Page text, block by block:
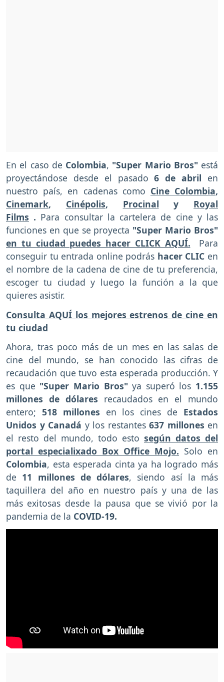
En el caso de Colombia, "Super Mario Bros" está
proyectándose desde el pasado6 de abril en
nuestro país, en cadenas como Cine Colombia,
Cinemark, Cinépolis, Procinal y Royal
Films . Para consultar la cartelera de cine y las
funciones en que se proyecta "Super Mario Bros"
en tu ciudad puedes hacer CLICK AQUÍ.
Para
conseguir tu entrada online podrás hacer CLIC en
el nombre de la cadena de cine de tu preferencia,
escoger tu ciudad y luego la función a la que
quieres asistir.
Consulta AQUÍ los mejores estrenos de cine en
tu ciudad
Ahora, tras poco más de un mes en las salas de
cine del mundo, se han conocido las cifras de
recaudación que tuvo esta esperada producción. Y
es que "Super Mario Bros" ya superó los 1.155
millones de dólares recaudados en el mundo
entero; 518 millones en los cines de Estados
Unidos y Canadá y los restantes 637 millones en
el resto del mundo, todo esto según datos del
portal especialixado Box Office Mojo. Solo en
Colombia, esta esperada cinta ya ha logrado más
de 11 millones de dólares, siendo así la más
taquillera del año en nuestro país y una de las
más exitosas desde la pausa que se vivió por la
pandemia de la COVID-19.